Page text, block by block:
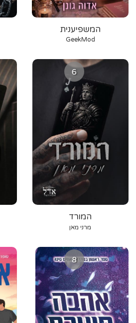
המשפיענית
GeekMod
6
המורד
מרני מאן
8